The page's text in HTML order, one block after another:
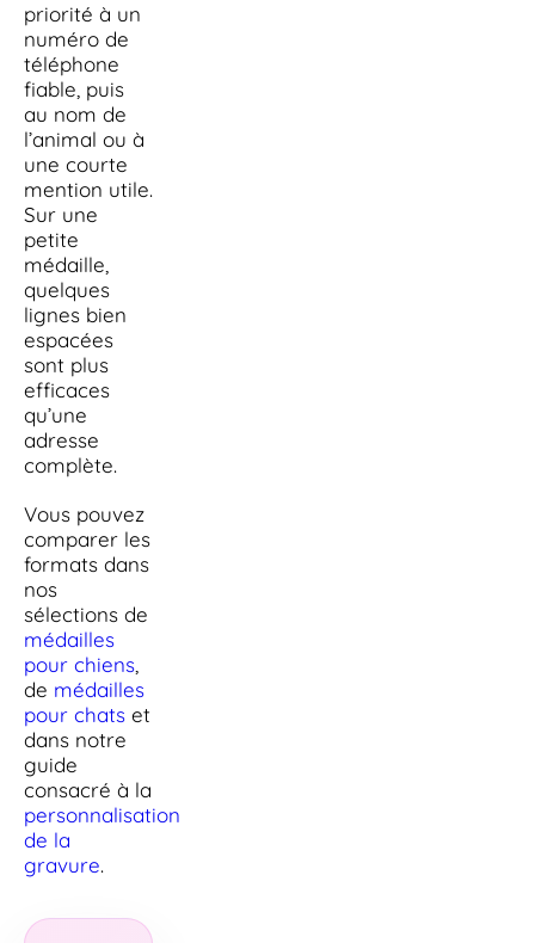
priorité à un
numéro de
téléphone
fiable, puis
au nom de
l’animal ou à
une courte
mention utile.
Sur une
petite
médaille,
quelques
lignes bien
espacées
sont plus
efficaces
qu’une
adresse
complète.
Vous pouvez
comparer les
formats dans
nos
sélections de
médailles
pour chiens,
de médailles
pour chats et
dans notre
guide
consacré à la
personnalisation
de la
gravure.